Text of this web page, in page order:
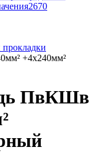
2670
+4x240мм²
ПвКШв